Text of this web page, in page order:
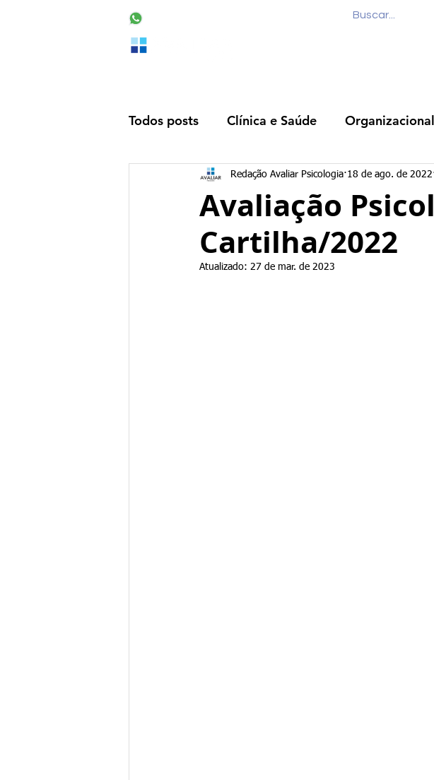
Todos posts Clínica e Saúde Organizacional
Porte de Arma Adoção Cirurgias
Orientação Profissional Avaliação
Avaliação
Cartilha/2022
Redação Avaliar Psicologia 18 de ago. de 2022
Atualizado: 27 de mar. de 2023